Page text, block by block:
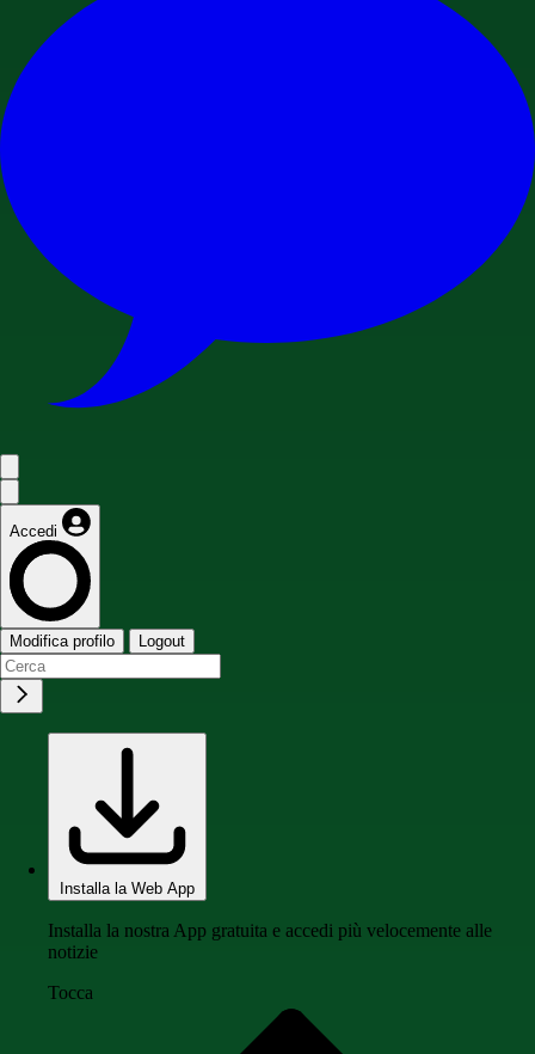
Accedi
Modifica profilo Logout
Installa la Web App
Installa la nostra App gratuita e accedi più velocemente alle
notizie
Tocca